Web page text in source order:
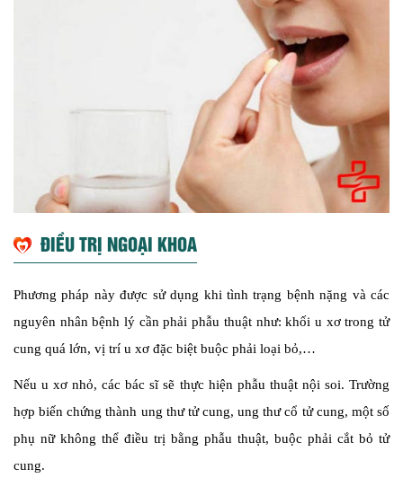
ĐIỀU TRỊ NGOẠI KHOA
Phương pháp này được sử dụng khi tình trạng bệnh nặng và các
nguyên nhân bệnh lý cần phải phẫu thuật như: khối u xơ trong tử
cung quá lớn, vị trí u xơ đặc biệt buộc phải loại bỏ,…
Nếu u xơ nhỏ, các bác sĩ sẽ thực hiện phẫu thuật nội soi. Trường
hợp biến chứng thành ung thư tử cung, ung thư cổ tử cung, một số
phụ nữ không thể điều trị bằng phẫu thuật, buộc phải cắt bỏ tử
cung.